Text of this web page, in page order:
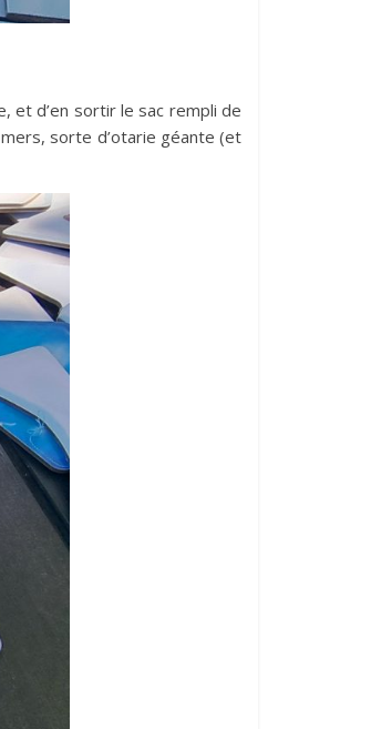
et d’en sortir le sac rempli de
sorte d’otarie géante (et